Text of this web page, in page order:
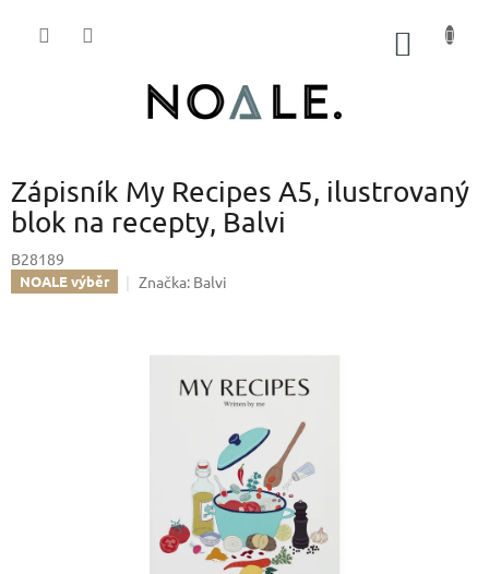
Zápisník My Recipes A5, ilustrovaný
blok na recepty, Balvi
B28189
NOALE výběr Značka: Balvi